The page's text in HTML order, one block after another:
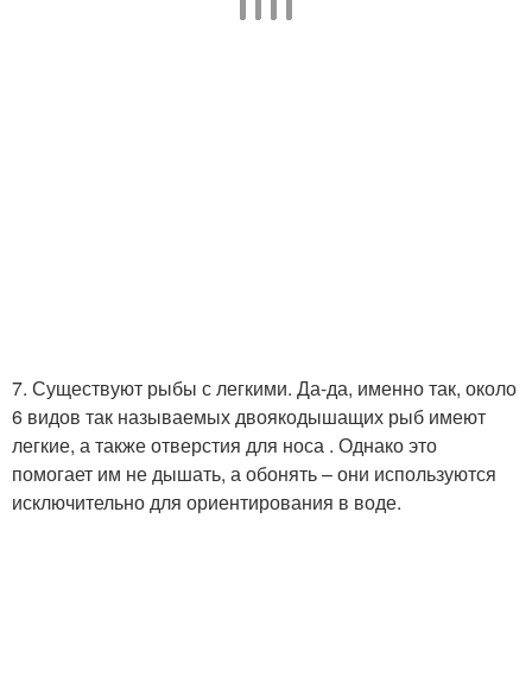
7. Существуют рыбы с легкими. Да-да, именно так, около
6 видов так называемых двоякодышащих рыб имеют
легкие, а также отверстия для носа . Однако это
помогает им не дышать, а обонять – они используются
исключительно для ориентирования в воде.